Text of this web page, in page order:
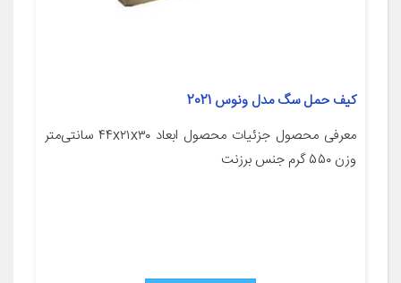
کیف حمل سگ مدل ونوس 2021
معرفی محصول جزئیات محصول ابعاد ۴۴x۲۱x۳۰ سانتی‌متر
وزن ۵۵۰ گرم جنس برزنت